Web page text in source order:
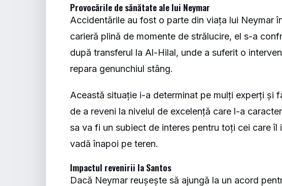
Provocările de sănătate ale lui Neymar
Accidentările au fost o parte din viața lui Neymar
carieră plină de momente de strălucire, el s-a
după transferul la Al-Hilal, unde a suferit o
repara genunchiul stâng.
Această situație i-a determinat pe mulți experți și
de a reveni la nivelul de excelență care l-a
sa va fi un subiect de interes pentru toți cei care
vadă înapoi pe teren.
Impactul revenirii la Santos
Dacă Neymar reușește să ajungă la un acord